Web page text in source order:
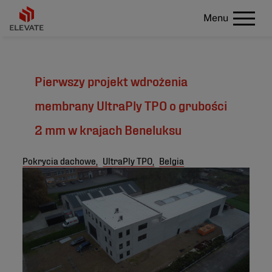
Menu
Pierwszy projekt wdrożenia
membrany UltraPly TPO o grubości
2 mm w krajach Beneluksu
Pokrycia dachowe, UltraPly TPO, Belgia